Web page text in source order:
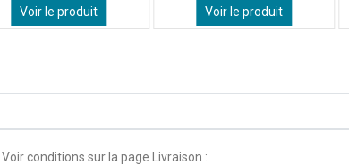
Voir le produit Voir le produit
conditions sur la page Livraison :